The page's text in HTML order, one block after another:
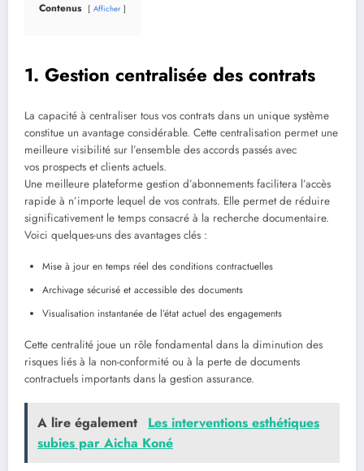
Contenus Afficher
1. Gestion centralisée des contrats
La capacité à centraliser tous vos contrats dans un unique système
constitue un avantage considérable. Cette centralisation permet une
meilleure visibilité sur l’ensemble des accords passés avec
vos prospects et clients actuels.
Une meilleure plateforme gestion d’abonnements facilitera l’accès
rapide à n’importe lequel de vos contrats. Elle permet de réduire
significativement le temps consacré à la recherche documentaire.
Voici quelques-uns des avantages clés :
Mise à jour en temps réel des conditions contractuelles
Archivage sécurisé et accessible des documents
Visualisation instantanée de l’état actuel des engagements
Cette centralité joue un rôle fondamental dans la diminution des
risques liés à la non-conformité ou à la perte de documents
contractuels importants dans la gestion assurance.
A lire également
Les interventions esthétiques
subies par Aicha Koné